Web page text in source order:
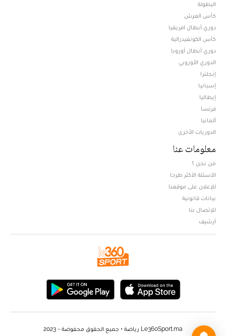
البطولة
كأس العرش
دوري أبطال افريقيا
كأس الكونفيدرالية
دوري أبطال أوروبا
الدوري الأوروبي
إنجلترا
إسبانيا
إيطاليا
فرنسا
ألمانيا
الدوريات الأخرى
معلومات عنا
من نحن ؟
الأسئلة الأكثر طرحا
للإعلان على موقعنا
بيانات قانونية
للإتصال بنا
أرشيف
Le360Sport.ma رياضة • جميع الحقوق محفوضة - 2023